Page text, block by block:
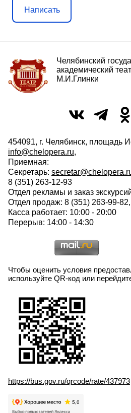
Написать
Челябинский
академический
М.И.Глинки
454091, г. Челябинск, площадь
info@chelopera.ru,
Приемная:
Секретарь:
8 (351) 263-12-93
Отдел рекламы и заказ
Отдел продаж: 8 (351) 263-99-
Касса работает: 10:00 - 20:00
Перерыв: 14:00 - 14:30
Чтобы оценить условия
используйте QR-код или
https://bus.gov.ru/qrcode/rate/437973